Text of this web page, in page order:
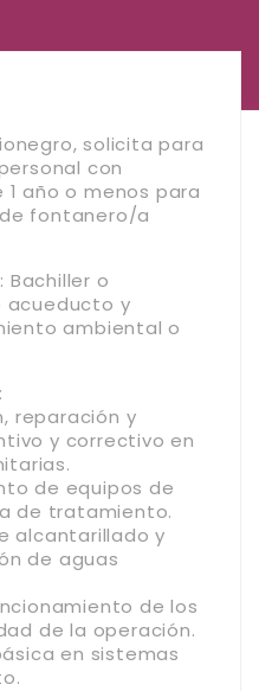
solicita para
con
año o menos para
fontanero/a
Bachiller o
acueducto y
ambiental o
reparación y
y correctivo en
de equipos de
de tratamiento.
alcantarillado y
de aguas
de los
de la operación.
en sistemas